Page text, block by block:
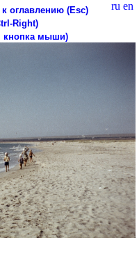
ru en
к оглавлению (Esc)
Right)
кнопка мыши)